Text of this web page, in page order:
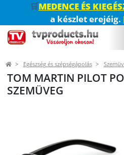
🛒MEDENCE ÉS
a készlet erejéig.
Egészség és szépségápolás
TOM MARTIN PILOT
SZEMÜVEG